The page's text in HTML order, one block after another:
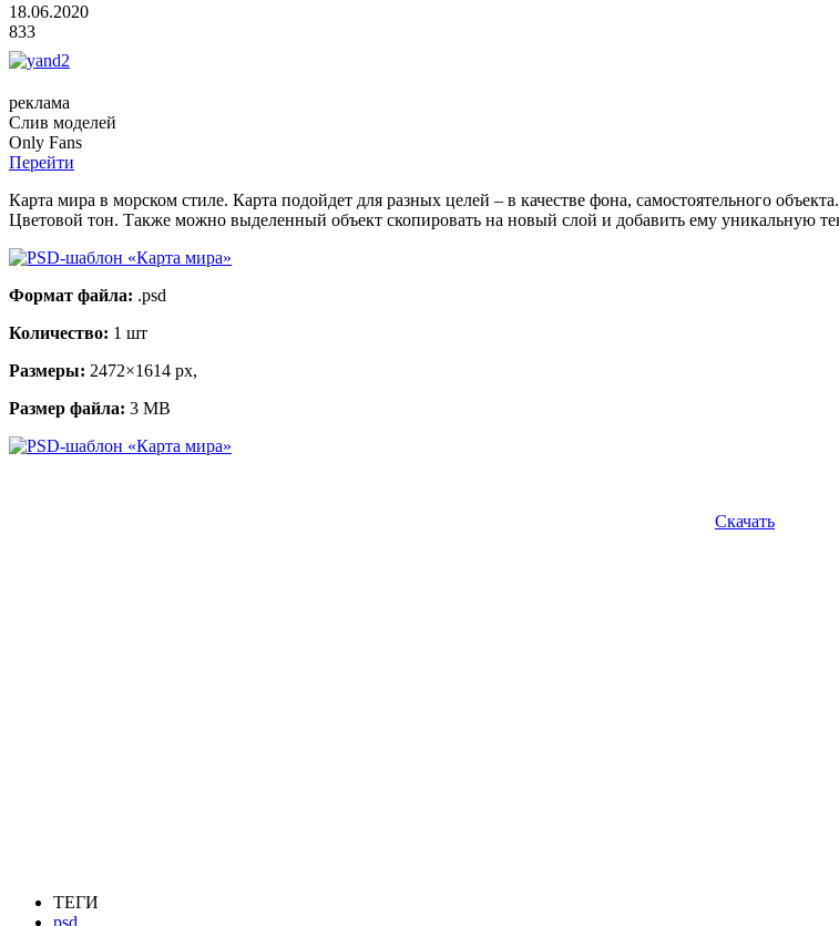
18.06.2020
833
реклама
Слив моделей
Only Fans
Перейти
Карта мира в морском стиле. Карта подойдет для разных целей – в качестве фона, самостоятельного
Цветовой тон. Также можно выделенный объект скопировать на новый слой и добавить ему уникальную
Формат файла: .psd
Количество: 1 шт
Размеры: 2472×1614 px,
Размер файла: 3 МВ
Скачать
ТЕГИ
psd